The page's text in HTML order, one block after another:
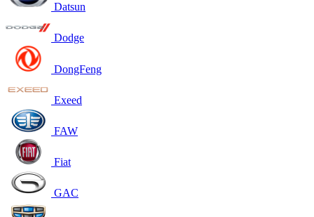
Datsun
Dodge
DongFeng
Exeed
FAW
Fiat
GAC